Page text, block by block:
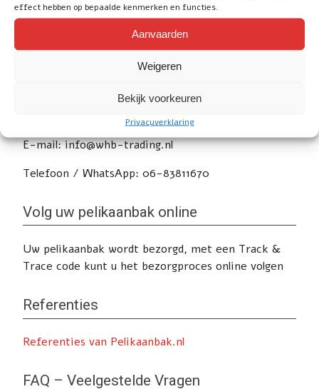
effect hebben op bepaalde kenmerken en functies.
Aanvaarden
Weigeren
Bekijk voorkeuren
Privacyverklaring
Heeft u nog vragen of wilt u advies? Klik
E-mail: info@whb-trading.nl
Telefoon / WhatsApp: 06-83811670
Volg uw pelikaanbak online
Uw pelikaanbak wordt bezorgd, met een Track &
Trace code kunt u het bezorgproces online volgen
Referenties
Referenties van Pelikaanbak.nl
FAQ – Veelgestelde Vragen